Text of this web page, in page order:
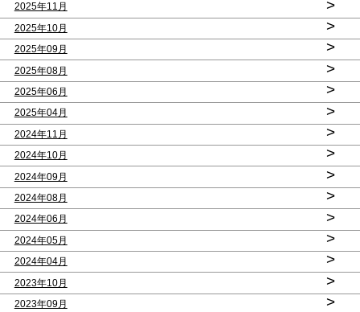
2025年11月 >
2025年10月 >
2025年09月 >
2025年08月 >
2025年06月 >
2025年04月 >
2024年11月 >
2024年10月 >
2024年09月 >
2024年08月 >
2024年06月 >
2024年05月 >
2024年04月 >
2023年10月 >
2023年09月 >